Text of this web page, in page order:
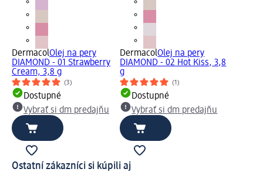
DermacolOlej na pery
DIAMOND - 01 Strawberry
Cream, 3,8 g
(3)
Dostupné
Vybrať si dm predajňu
DermacolOlej na pery
DIAMOND - 02 Hot Kiss, 3,8
g
(1)
Dostupné
Vybrať si dm predajňu
Ostatní zákazníci si kúpili aj